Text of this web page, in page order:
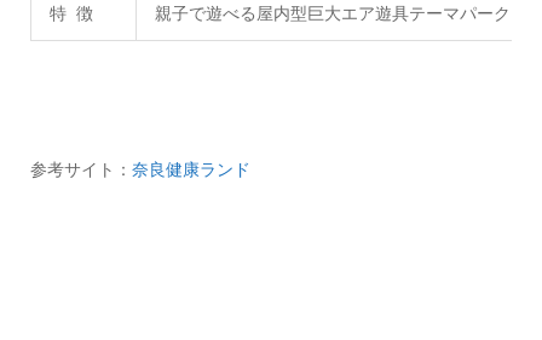
特 徴 親子で遊べる屋内型巨大エア遊具テーマパーク
参考サイト： 奈良健康ランド